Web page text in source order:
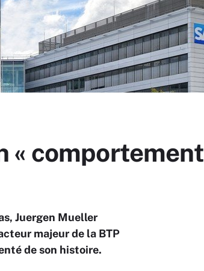
« comportement
Juergen Mueller
majeur de la BTP
de son histoire.